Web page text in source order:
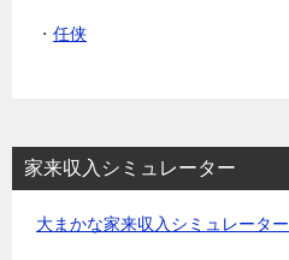
・ 任侠
家来収入シミュレーター
大まかな家来収入シミュレーター